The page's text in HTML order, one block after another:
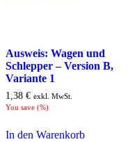
Ausweis: Wagen und
Schlepper – Version B,
Variante 1
1,38 € exkl. MwSt.
You save (%)
In den Warenkorb